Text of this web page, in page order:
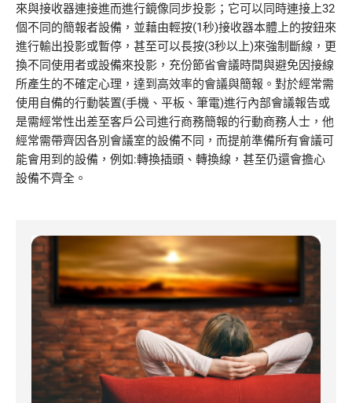
來與接收器連接進而進行鏡像同步投影；它可以同時連接上32
個不同的簡報者設備，並藉由輕按(1秒)接收器本體上的按鈕來
進行輸出投影或暫停，甚至可以長按(3秒以上)來強制斷線，更
換不同使用者或設備來投影，充份節省會議時間與避免因接線
所產生的不確定心理，達到高效率的會議與簡報。對於經常需
使用自備的行動裝置(手機、平板、筆電)進行內部會議報告或
是需經常性出差至客戶公司進行商務簡報的行動商務人士，他
經常需帶齊因各別會議室的設備不同，而提前準備所有會議可
能會用到的設備，例如:轉換插頭、轉換線，甚至仍還會擔心
設備不齊全。